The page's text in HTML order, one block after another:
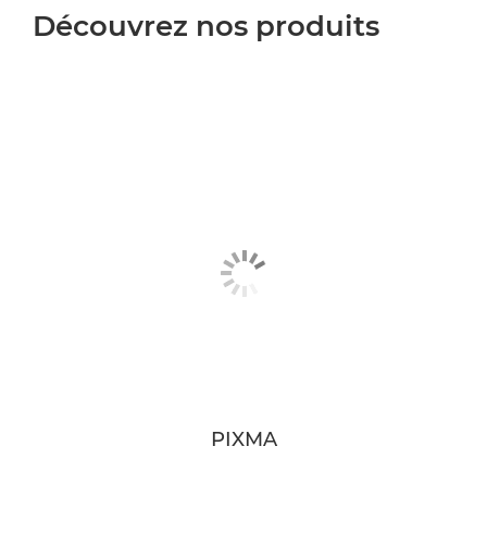
Découvrez nos produits
PIXMA